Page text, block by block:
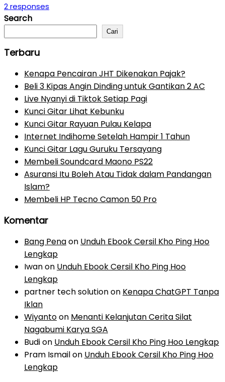
2 responses
Search
Cari
Terbaru
Kenapa Pencairan JHT Dikenakan Pajak?
Beli 3 Kipas Angin Dinding untuk Gantikan 2 AC
Live Nyanyi di Tiktok Setiap Pagi
Kunci Gitar Lihat Kebunku
Kunci Gitar Rayuan Pulau Kelapa
Internet Indihome Setelah Hampir 1 Tahun
Kunci Gitar Lagu Guruku Tersayang
Membeli Soundcard Maono PS22
Asuransi Itu Boleh Atau Tidak dalam Pandangan
Islam?
Membeli HP Tecno Camon 50 Pro
Komentar
Bang Penaon Unduh Ebook Cersil Kho Ping Hoo
Lengkap
Iwanon Unduh Ebook Cersil Kho Ping Hoo
Lengkap
partner tech solutionon Kenapa ChatGPT Tanpa
Iklan
Wiyantoon Menanti Kelanjutan Cerita Silat
Nagabumi Karya SGA
Budion Unduh Ebook Cersil Kho Ping Hoo Lengkap
Pram Ismailon Unduh Ebook Cersil Kho Ping Hoo
Lengkap